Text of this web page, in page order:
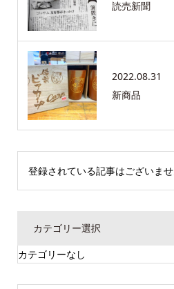
読売新聞
2022.08.31
新商品
登録されている記事はございませ
カテゴリー選択
カテゴリーなし